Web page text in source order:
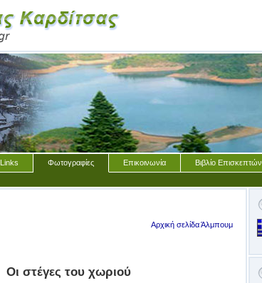
Links Φωτογραφίες Επικοινωνία Βιβλίο Επισκεπτών
Αρχική σελίδα Άλμπουμ
Οι στέγες του χωριού